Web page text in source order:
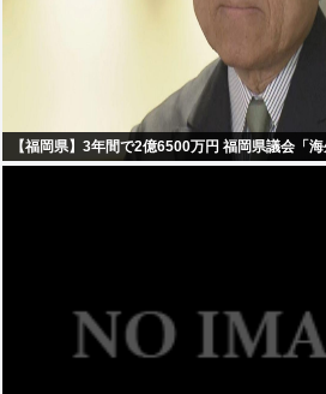
【福岡県】3年間で2億6500万円 福岡県議会「